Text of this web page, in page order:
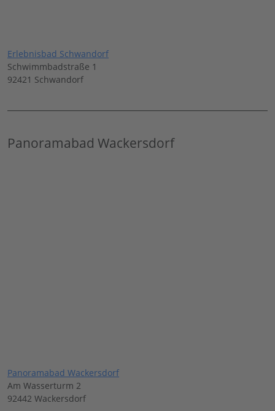
Erlebnisbad Schwandorf
Schwimmbadstraße 1
92421 Schwandorf
Panoramabad Wackersdorf
Panoramabad Wackersdorf
Am Wasserturm 2
92442 Wackersdorf